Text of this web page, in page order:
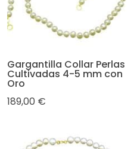
Gargantilla Collar Perlas
Cultivadas 4-5 mm con
Oro
189,00 €